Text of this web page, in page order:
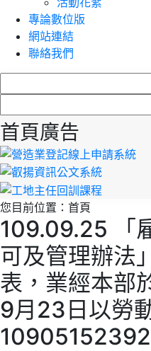
專論數位版
網站連結
聯絡我們
首頁廣告
您目前位置： 首頁
109.09.25 「
可及管理辦法
表，業經本部
9月23日以勞